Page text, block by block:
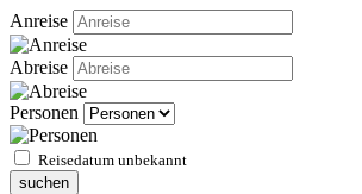
Anreise
Abreise
Personen
Reisedatum unbekannt
suchen